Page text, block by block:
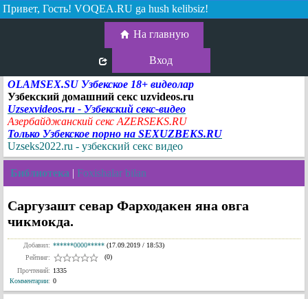
Привет, Гость! VOQEA.RU ga hush kelibsiz!
На главную
Вход
OLAMSEX.SU Узбекское 18+ видеолар
Узбекский домашний секс uzvideos.ru
Uzsexvideos.ru - Узбекский секс-видео
Азербайджанский секс AZERSEKS.RU
Только Узбекское порно на SEXUZBEKS.RU
Uzseks2022.ru - узбекский секс видео
Библиотека | Foxishalar bilan
Саргузашт севар Фарходакен яна овга
чикмокда.
Добавил: ******0000***** (17.09.2019 / 18:53)
Рейтинг:
(0)
Прочтений: 1335
Комментарии: 0